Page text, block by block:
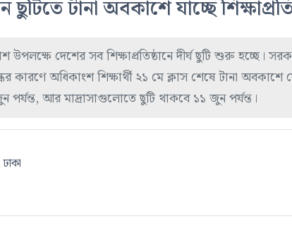
টানা অবকাশে যাচ্ছে
দেশের সব শিক্ষাপ্রতিষ্ঠানে দীর্ঘ ছুটি শুরু হচ্ছে।
কারণে অধিকাংশ শিক্ষার্থী ২১ মে ক্লাস শেষে টানা অবকাশে
পর্যন্ত, আর মাদ্রাসাগুলোতে ছুটি থাকবে ১১ জুন পর্যন্ত।